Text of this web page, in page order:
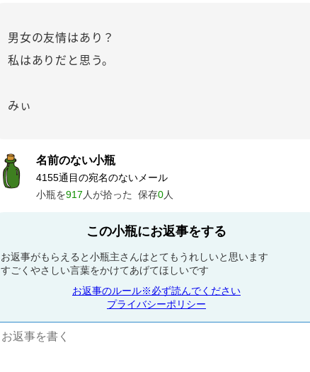
男女の友情はあり？
私はありだと思う。
みぃ
名前のない小瓶
4155通目の宛名のないメール
小瓶を917 人が拾った 保存0 人
この小瓶にお返事をする
お返事がもらえると小瓶主さんはとてもうれしいと思います
すごくやさしい言葉をかけてあげてほしいです
お返事のルール※必ず読んでください
プライバシーポリシー